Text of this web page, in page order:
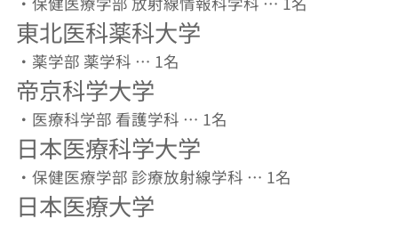
東北医科薬科大学
・薬学部 薬学科 … 1名
帝京科学大学
・医療科学部 看護学科 … 1名
日本医療科学大学
・保健医療学部 診療放射線学科 … 1名
日本医療大学